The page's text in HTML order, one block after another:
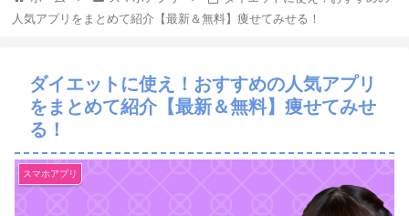
人気アプリをまとめて紹介【最新＆無料】痩せてみせる！
ダイエットに使え！おすすめの人気アプリ
をまとめて紹介【最新＆無料】痩せてみせ
る！
スマホアプリ